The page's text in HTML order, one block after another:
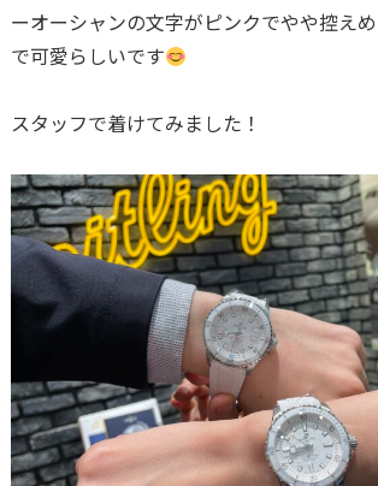
ーオーシャンの文字がピンクでやや控え
で可愛らしいです
スタッフで着けてみました！